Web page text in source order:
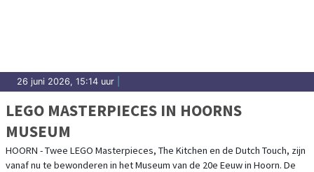
26 juni 2026, 15:14 uur
LEGO MASTERPIECES IN HOORNS
MUSEUM
HOORN - Twee LEGO Masterpieces, The Kitchen en de Dutch Touch, zijn
vanaf nu te bewonderen in het Museum van de 20e Eeuw in Hoorn. De